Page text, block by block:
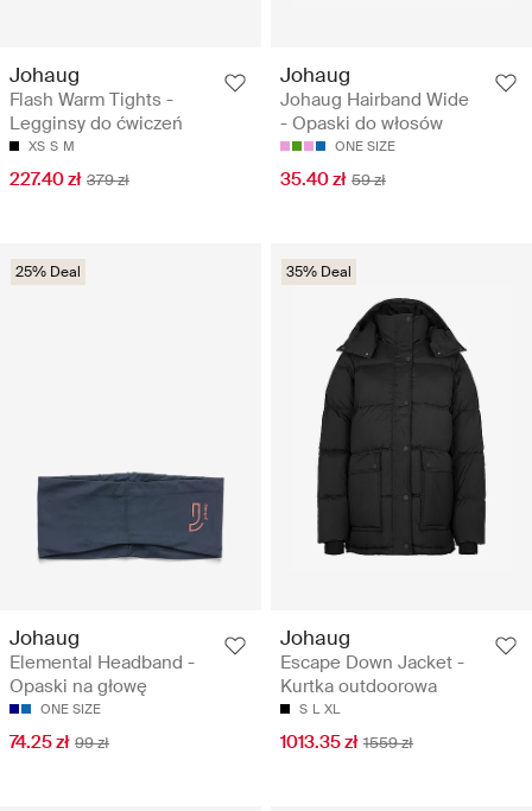
Johaug
Flash Warm Tights -
Legginsy do ćwiczeń
XS S M
227.40 zł 379 zł
Johaug
Johaug Hairband Wide
- Opaski do włosów
ONE SIZE
35.40 zł 59 zł
25% Deal
Johaug
Elemental Headband -
Opaski na głowę
ONE SIZE
74.25 zł 99 zł
35% Deal
Johaug
Escape Down Jacket -
Kurtka outdoorowa
S L XL
1013.35 zł 1559 zł